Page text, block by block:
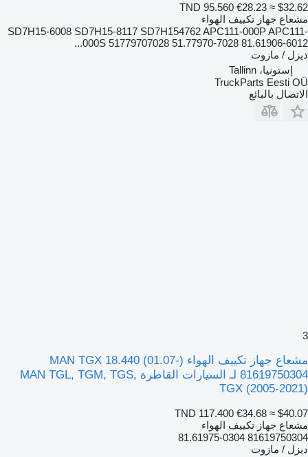
TND 95.560 €28.23 ≈ $32.62
مشعاع جهاز تكييف الهواء
SD7H15-6008 SD7H15-8117 SD7H154762 APC111-000P APC111-
000S 51779707028 51.77970-7028 81.61906-6012...
ديزل / مازوت
إستونيا، Tallinn
TruckParts Eesti OÜ
الاتصال بالبائع
3
مشعاع جهاز تكييف الهواء MAN TGX 18.440 (01.07-)
81619750304 لـ السيارات القاطرة MAN TGL, TGM, TGS,
TGX (2005-2021)
TND 117.400 €34.68 ≈ $40.07
مشعاع جهاز تكييف الهواء
81619750304 81.61975-0304
ديزل / مازوت